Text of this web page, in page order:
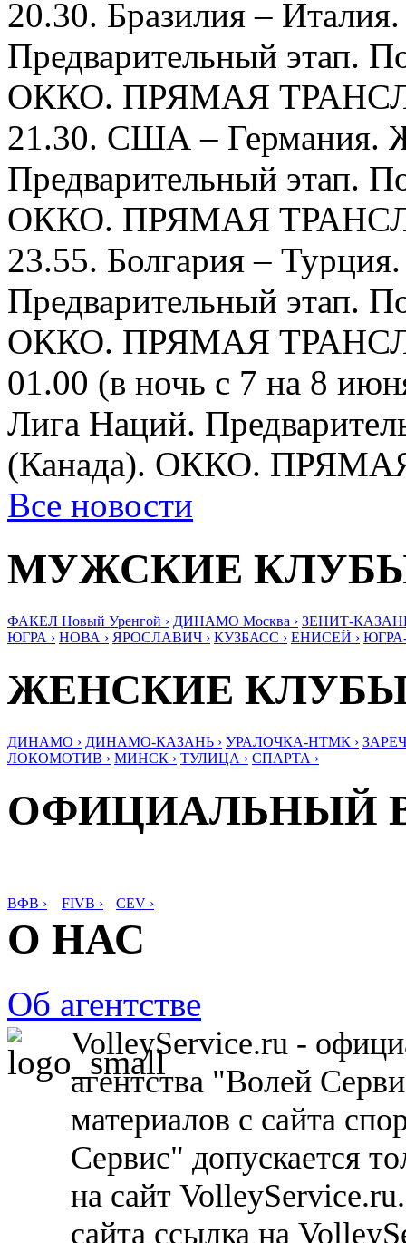
20.30. Бразилия –
Предварительный этап.
ОККО. ПРЯМАЯ
21.30. США – Германия.
Предварительный этап.
ОККО. ПРЯМАЯ
23.55. Болгария –
Предварительный этап.
ОККО. ПРЯМАЯ
01.00 (в ночь с 7 на 8
Лига Наций.
(Канада). ОККО.
Все новости
МУЖСКИЕ
ФАКЕЛ Новый Уренгой › ДИНАМО Москва › ЗЕНИТ-
ЮГРА › НОВА › ЯРОСЛАВИЧ › КУЗБАСС › ЕНИСЕЙ ›
ЖЕНСКИЕ
ДИНАМО › ДИНАМО-КАЗАНЬ › УРАЛОЧКА-НТМК ›
ЛОКОМОТИВ › МИНСК › ТУЛИЦА › СПАРТА ›
ОФИЦИАЛЬНЫЙ
ВФВ › FIVB › CEV ›
О НАС
Об агентстве
VolleyService.ru -
агентства "Волей
материалов с сайта
Сервис" допускается
на сайт
сайта ссылка на